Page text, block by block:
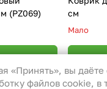
(PZ069)
см
Мало
файлов cookie
необходимы для
сайта и не
«Принять», вы даёте
файлов cookie, в